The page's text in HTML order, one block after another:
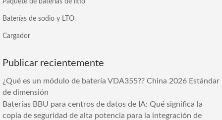
Baterías de sodio y LTO
Cargador
Publicar recientemente
¿Qué es un módulo de batería VDA355?? China 2026 Estándar
de dimensión
Baterías BBU para centros de datos de IA: Qué significa la
copia de seguridad de alta potencia para la integración de